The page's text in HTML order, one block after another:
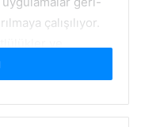
çalışılıyor.
isteniyor, aynı
içerisine göçmen
-zaten çok düşük